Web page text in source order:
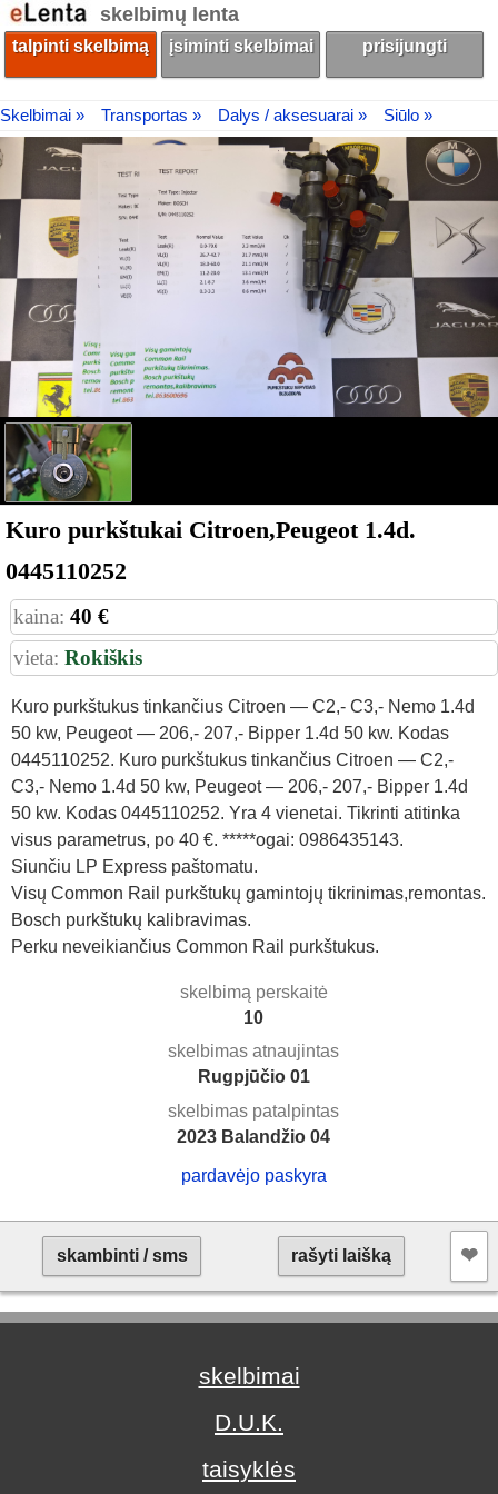
skelbimų lenta
talpinti skelbimą įsiminti skelbimai prisijungti
Skelbimai » Transportas » Dalys / aksesuarai » Siūlo »
Kuro purkštukai Citroen,Peugeot 1.4d.
0445110252
kaina: 40 €
vieta: Rokiškis
Kuro purkštukus tinkančius Citroen — C2,- C3,- Nemo 1.4d
50 kw, Peugeot — 206,- 207,- Bipper 1.4d 50 kw. Kodas
0445110252. Kuro purkštukus tinkančius Citroen — C2,-
C3,- Nemo 1.4d 50 kw, Peugeot — 206,- 207,- Bipper 1.4d
50 kw. Kodas 0445110252. Yra 4 vienetai. Tikrinti atitinka
visus parametrus, po 40 €. *****ogai: 0986435143.
Siunčiu LP Express paštomatu.
Visų Common Rail purkštukų gamintojų tikrinimas,remontas.
Bosch purkštukų kalibravimas.
Perku neveikiančius Common Rail purkštukus.
skelbimą perskaitė
10
skelbimas atnaujintas
Rugpjūčio 01
skelbimas patalpintas
2023 Balandžio 04
pardavėjo paskyra
skambinti / sms rašyti laišką ❤︎
skelbimai
D.U.K.
taisyklės